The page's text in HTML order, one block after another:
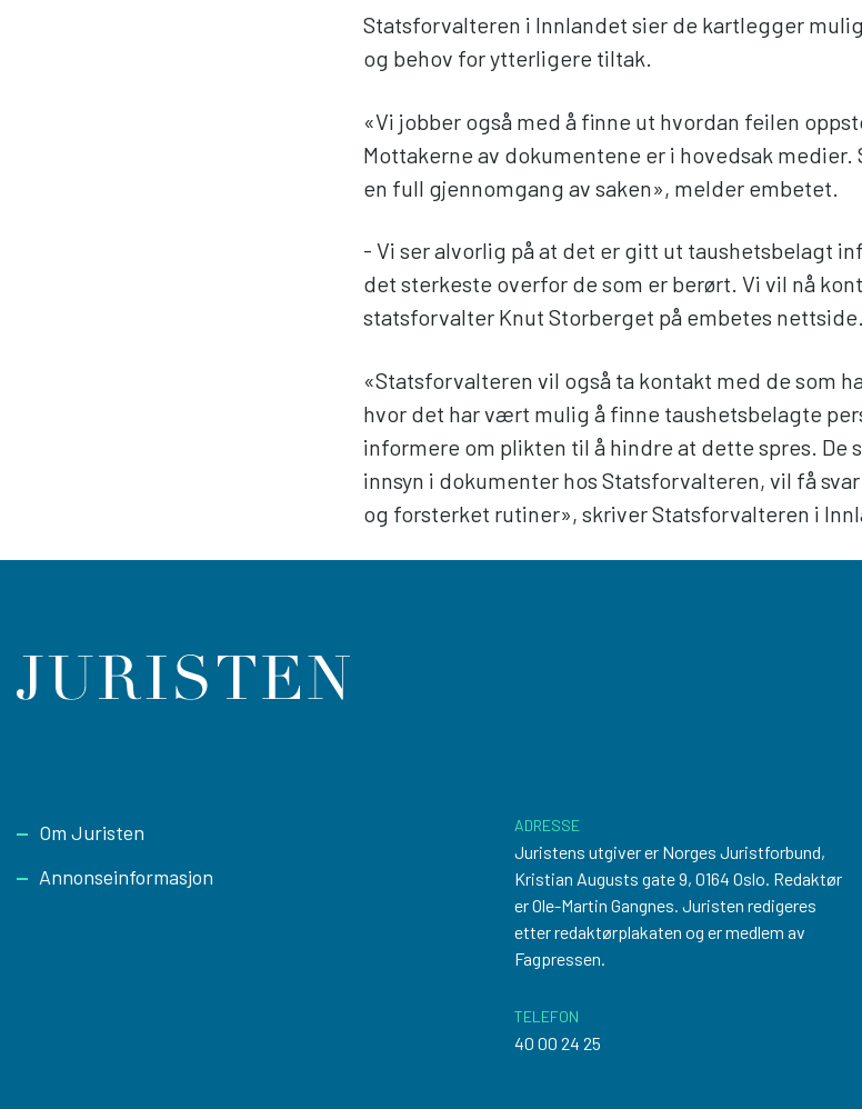
Statsforvalteren i Innlandet sier de kartlegger
og behov for ytterligere tiltak.
«Vi jobber også med å finne ut hvordan feilen
Mottakerne av dokumentene er i hovedsak
en full gjennomgang av saken», melder embetet.
- Vi ser alvorlig på at det er gitt ut taushetsbelagt
det sterkeste overfor de som er berørt. Vi vil nå
statsforvalter Knut Storberget på embetes nettside.
«Statsforvalteren vil også ta kontakt med de som
hvor det har vært mulig å finne taushetsbelagte
informere om plikten til å hindre at dette spres. De
innsyn i dokumenter hos Statsforvalteren, vil få
og forsterket rutiner», skriver Statsforvalteren i
Footer
Om Juristen
Annonseinformasjon
ADRESSE
Juristens utgiver er Norges Juristforbund,
Kristian Augusts gate 9, 0164 Oslo. Redaktør
er Ole-Martin Gangnes. Juristen redigeres
etterredaktørplakaten og er medlem av
Fagpressen.
TELEFON
40 00 24 25